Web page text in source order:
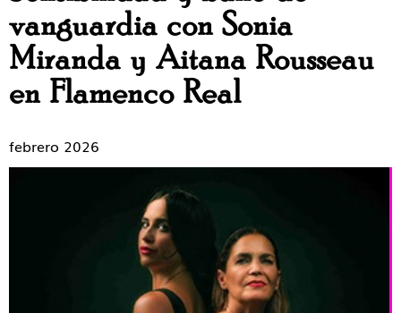
vanguardia con Sonia
Miranda y Aitana Rousseau
en Flamenco Real
febrero 2026